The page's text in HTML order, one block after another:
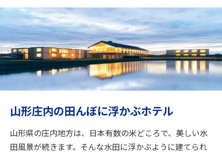
行き先
旅のお役立ち情報
ANA サービス
山形庄内の田んぼに浮かぶホテル
山形県の庄内地方は、日本有数の米どころで、美しい水
田風景が続きます。そんな水田に浮かぶように建てられ